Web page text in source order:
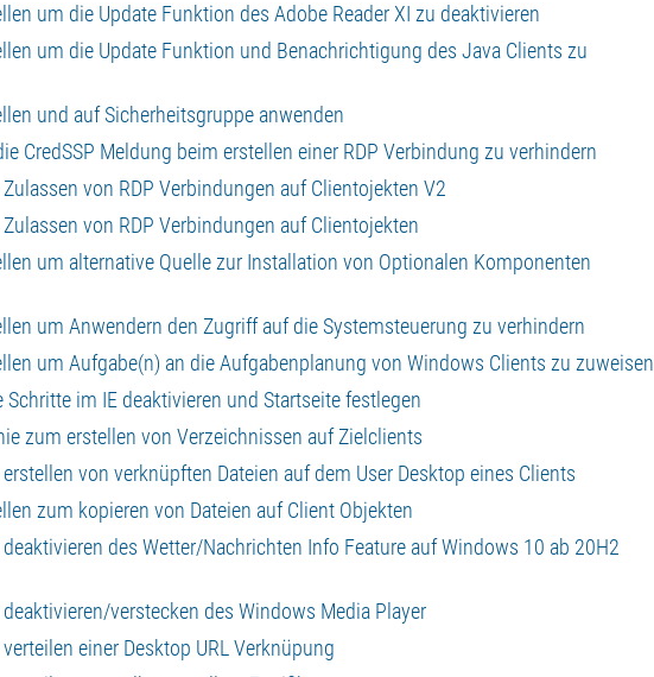
um die Update Funktion des Adobe Reader XI zu deaktivieren
um die Update Funktion und Benachrichtigung des Java Clients zu
und auf Sicherheitsgruppe anwenden
CredSSP Meldung beim erstellen einer RDP Verbindung zu verhindern
von RDP Verbindungen auf Clientojekten V2
von RDP Verbindungen auf Clientojekten
um alternative Quelle zur Installation von Optionalen Komponenten
um Anwendern den Zugriff auf die Systemsteuerung zu verhindern
um Aufgabe(n) an die Aufgabenplanung von Windows Clients zu zuweisen
im IE deaktivieren und Startseite festlegen
zum erstellen von Verzeichnissen auf Zielclients
von verknüpften Dateien auf dem User Desktop eines Clients
zum kopieren von Dateien auf Client Objekten
des Wetter/Nachrichten Info Feature auf Windows 10 ab 20H2
verstecken des Windows Media Player
einer Desktop URL Verknüpung